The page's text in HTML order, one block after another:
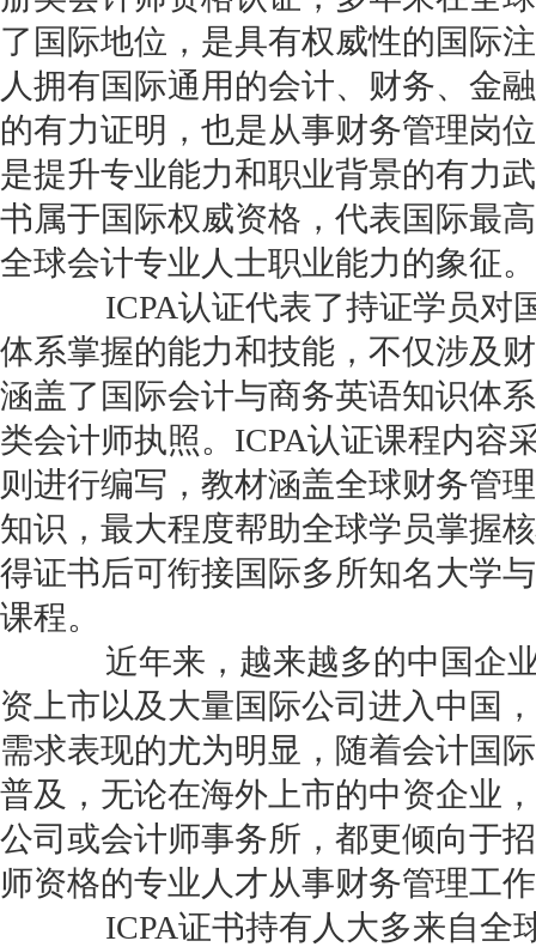
了国际地位，是具有权威性的国际
人拥有国际通用的会计、财务、金
的有力证明，也是从事财务管理岗
是提升专业能力和职业背景的有力
书属于国际权威资格，代表国际最
全球会计专业人士职业能力的象征。
ICPA认证代表了持证学员对
体系掌握的能力和技能，不仅涉及
涵盖了国际会计与商务英语知识体
类会计师执照。ICPA认证课程内容
则进行编写，教材涵盖全球财务管
知识，最大程度帮助全球学员掌握
得证书后可衔接国际多所知名大学
课程。
近年来，越来越多的中国企业
资上市以及大量国际公司进入中国
需求表现的尤为明显，随着会计国
普及，无论在海外上市的中资企业
公司或会计师事务所，都更倾向于
师资格的专业人才从事财务管理工
ICPA证书持有人大多来自全